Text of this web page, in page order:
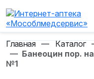
Главная — Каталог
— Банеоцин пор.
№1